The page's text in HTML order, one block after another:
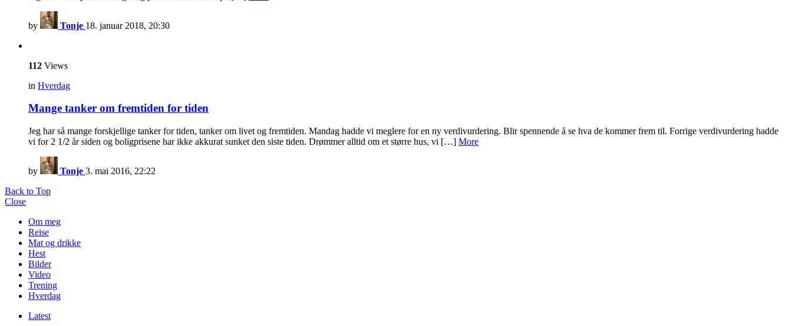
by Tonje 18. januar 2018, 20:30
112 Views
in Hverdag
Mange tanker om fremtiden for tiden
Jeg har så mange forskjellige tanker for tiden, tanker om livet og fremtiden. Mandag hadde vi meglere for en ny verdivurdering. Blir spennende å se hva de kommer frem til. Forrige verdivurdering hadde
vi for 2 1/2 år siden og boligprisene har ikke akkurat sunket den siste tiden. Drømmer alltid om et større hus, vi […] More
by Tonje 3. mai 2016, 22:22
Back to Top
Close
Om meg
Reise
Mat og drikke
Hest
Bilder
Video
Trening
Hverdag
Latest